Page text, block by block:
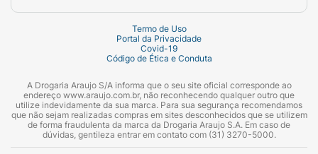
Termo de Uso
Portal da Privacidade
Covid-19
Código de Ética e Conduta
A Drogaria Araujo S/A informa que o seu site oficial corresponde ao
endereço www.araujo.com.br, não reconhecendo qualquer outro que
utilize indevidamente da sua marca. Para sua segurança recomendamos
que não sejam realizadas compras em sites desconhecidos que se utilizem
de forma fraudulenta da marca da Drogaria Araujo S.A. Em caso de
dúvidas, gentileza entrar em contato com (31) 3270-5000.